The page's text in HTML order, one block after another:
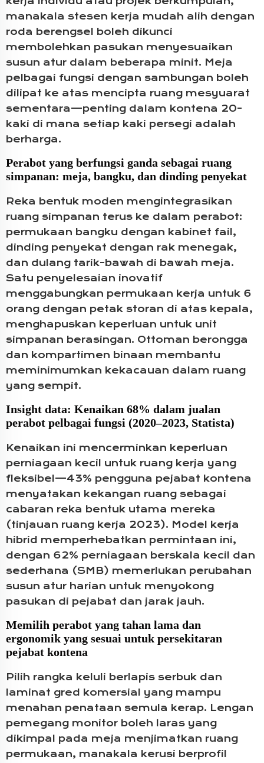
manakala stesen kerja mudah alih dengan
roda berengsel boleh dikunci
membolehkan pasukan menyesuaikan
susun atur dalam beberapa minit. Meja
pelbagai fungsi dengan sambungan boleh
dilipat ke atas mencipta ruang mesyuarat
sementara—penting dalam kontena 20-
kaki di mana setiap kaki persegi adalah
berharga.
Perabot yang berfungsi ganda sebagai ruang
simpanan: meja, bangku, dan dinding penyekat
Reka bentuk moden mengintegrasikan
ruang simpanan terus ke dalam perabot:
permukaan bangku dengan kabinet fail,
dinding penyekat dengan rak menegak,
dan dulang tarik-bawah di bawah meja.
Satu penyelesaian inovatif
menggabungkan permukaan kerja untuk 6
orang dengan petak storan di atas kepala,
menghapuskan keperluan untuk unit
simpanan berasingan. Ottoman berongga
dan kompartimen binaan membantu
meminimumkan kekacauan dalam ruang
yang sempit.
Insight data: Kenaikan 68% dalam jualan
perabot pelbagai fungsi (2020–2023, Statista)
Kenaikan ini mencerminkan keperluan
perniagaan kecil untuk ruang kerja yang
fleksibel—43% pengguna pejabat kontena
menyatakan kekangan ruang sebagai
cabaran reka bentuk utama mereka
(tinjauan ruang kerja 2023). Model kerja
hibrid memperhebatkan permintaan ini,
dengan 62% perniagaan berskala kecil dan
sederhana (SMB) memerlukan perubahan
susun atur harian untuk menyokong
pasukan di pejabat dan jarak jauh.
Memilih perabot yang tahan lama dan
ergonomik yang sesuai untuk persekitaran
pejabat kontena
Pilih rangka keluli berlapis serbuk dan
laminat gred komersial yang mampu
menahan penataan semula kerap. Lengan
pemegang monitor boleh laras yang
dikimpal pada meja menjimatkan ruang
permukaan, manakala kerusi berprofil